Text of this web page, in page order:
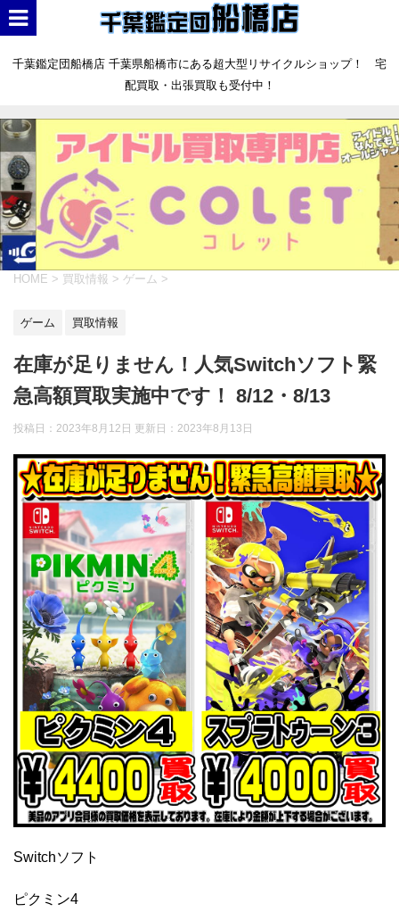
千葉鑑定団船橋店 千葉県船橋市にある超大型リサイクルショップ！ 宅
配買取・出張買取も受付中！
HOME > 買取情報 > ゲーム >
ゲーム 買取情報
在庫が足りません！人気Switchソフト緊
急高額買取実施中です！ 8/12・8/13
投稿日：2023年8月12日 更新日： 2023年8月13日
Switchソフト
ピクミン4